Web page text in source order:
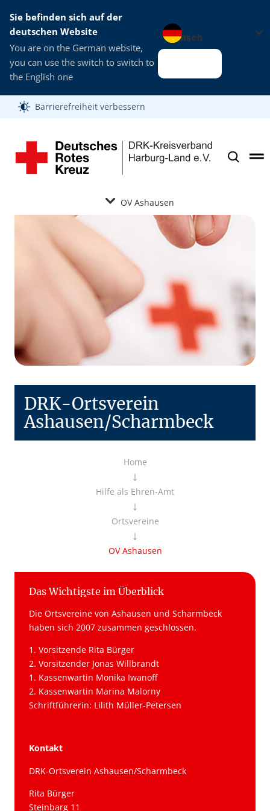
Sie befinden sich auf der
deutschen Website
You are on the German website,
you can use the switch to switch to
the English one
Sprache wechseln zu
Barrierefreiheit verbessern
OV Ashausen
DRK-Ortsverein
Ashausen/Scharmbeck
Home
Hilfe als Ehren-Amt
Ortsvereine
OV Ashausen
Das Wichtigste im Überblick
Die Ortsvereine von Ashausen und Scharmbeck
haben sich 2007 zusammen geschlossen.
1. Vorsitzende Rita Bürger
2. Vorsitzender Jonas Willbrandt
1. Kassenwartin Monika Iwanoff
2. Kassenwartin Marina Malorny
Schriftführerin: Lilith Müller-Petersen
Kontakt
DRK-Ortsverein Ashausen/Scharmbeck
Rita Bürger
Steinbarg 11